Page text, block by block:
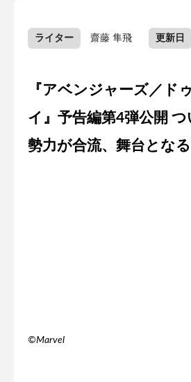
ライター 齋藤 隼飛 更新日
『アベンジャーズ／ド
イ』予告編第4弾公開
勢力が合流、舞台とな
©︎Marvel